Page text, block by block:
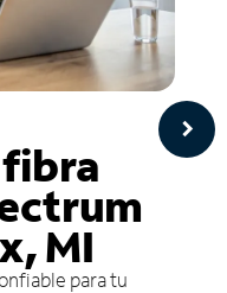
MI
para tu